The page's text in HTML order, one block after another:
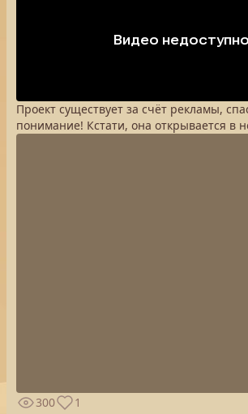
Проект существует за счёт рекламы,
понимание! Кстати, она открывается в
300
1